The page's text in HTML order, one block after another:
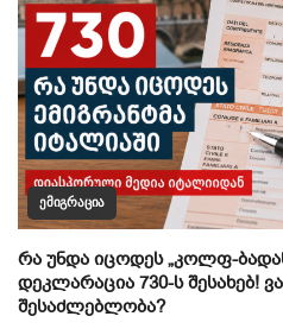
ᲔᲛᲘᲒᲠᲐᲪᲘᲐ
რა უნდა იცოდეს „კოლფ-
დეკლარაცია 730-ს შესახებ!
შესაძლებლობა?